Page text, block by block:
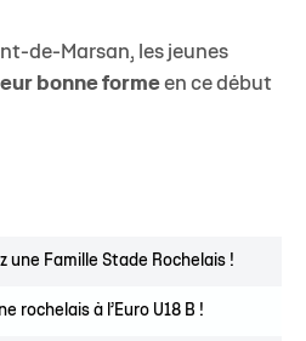
de-Marsan, les jeunes
bonne formeen ce début
une Famille Stade Rochelais !
rochelais à l’Euro U18 B !